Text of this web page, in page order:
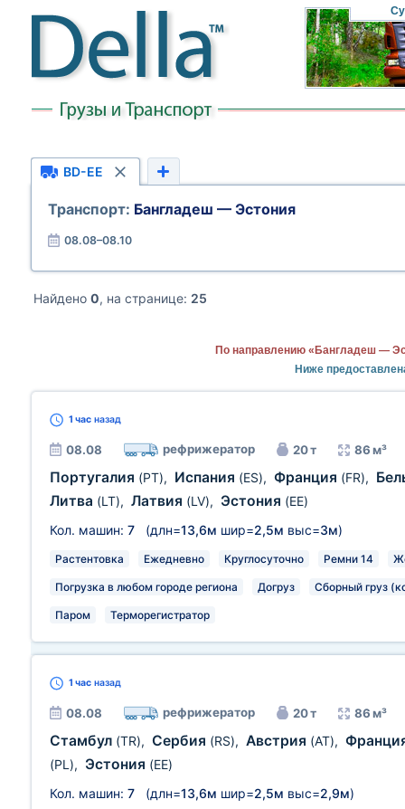
BD-EE
Транспорт: Бангладеш — Эстония
08.08–08.10
Найдено 0, на странице: 25
По направлению «Бангладеш —
Ниже
1 час назад
08.08 рефрижератор 20 т 86 м³
Португалия (PT), Испания (ES), Франция (FR),
Литва (LT), Латвия (LV), Эстония (EE)
Кол. машин: 7 (длн=13,6м шир=2,5м выс=3м)
Растентовка Ежедневно Круглосуточно Ремни 14
Погрузка в любом городе региона Догруз Сборный груз
Паром Терморегистратор
1 час назад
08.08 рефрижератор 20 т 86 м³
Стамбул (TR), Сербия (RS), Австрия (AT),
(PL), Эстония (EE)
Кол. машин: 7 (длн=13,6м шир=2,5м выс=2,9м)